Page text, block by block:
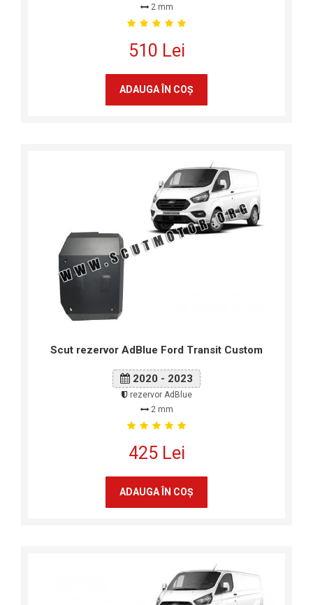
2 mm
510 Lei
ADAUGA ÎN COŞ
Scut rezervor AdBlue Ford Transit Custom
2020 - 2023
rezervor AdBlue
2 mm
425 Lei
ADAUGA ÎN COŞ